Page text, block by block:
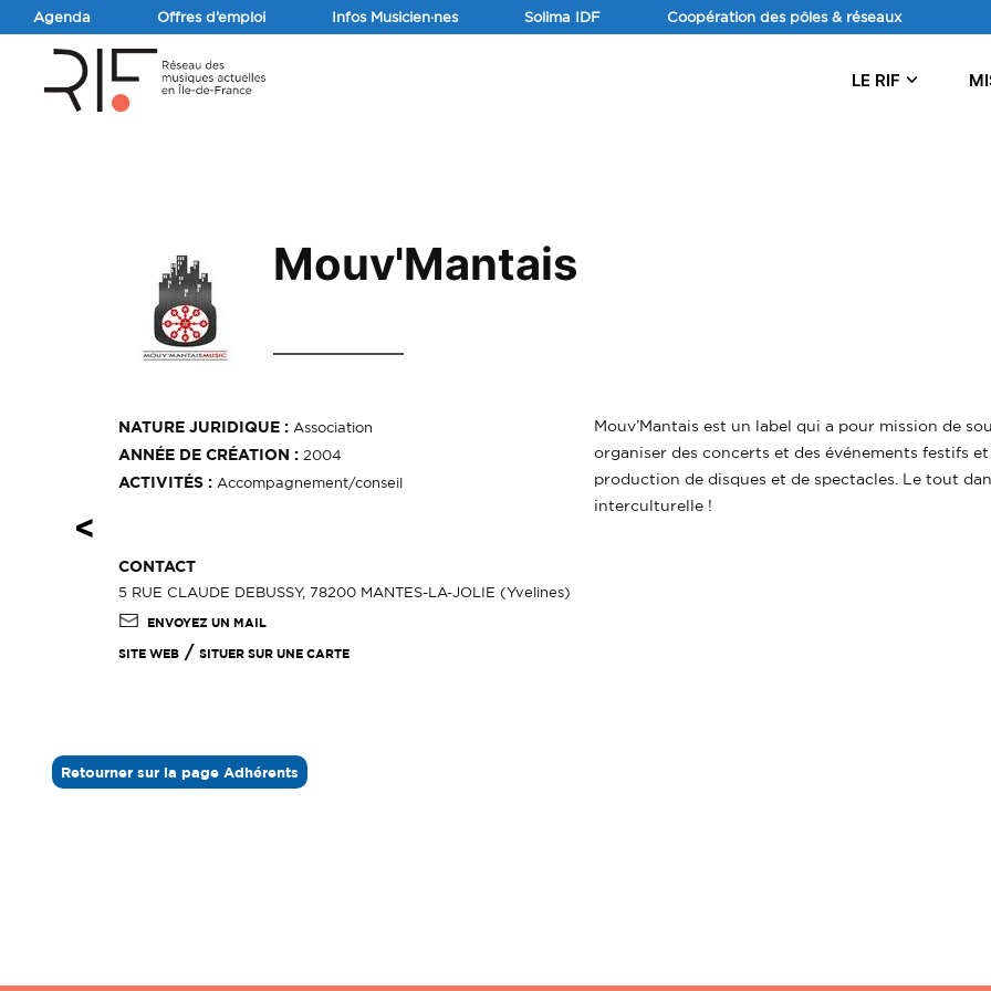
Aller
Agenda Offres d’emploi Infos Musicien·nes Solima IDF Coopération des pôles & réseaux
LE RIF
Mouv'Mantais
NATURE JURIDIQUE : Association
ANNÉE DE CRÉATION : 2004
ACTIVITÉS : Accompagnement/conseil
Mouv’Mantais est un label qui a pour mission de
organiser des concerts et des événements festifs
production de disques et de spectacles. Le tout
interculturelle !
CONTACT
5 RUE CLAUDE DEBUSSY, 78200 MANTES-LA-JOLIE (Yvelines)
ENVOYEZ UN MAIL
SITE WEB / SITUER SUR UNE CARTE
<
Retourner sur la page Adhérents